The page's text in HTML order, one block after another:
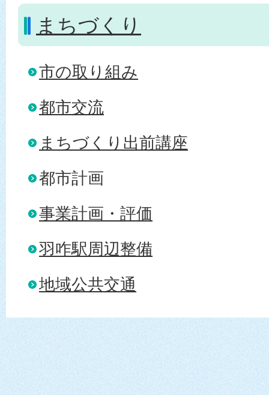
まちづくり
市の取り組み
都市交流
まちづくり出前講座
都市計画
事業計画・評価
羽咋駅周辺整備
地域公共交通